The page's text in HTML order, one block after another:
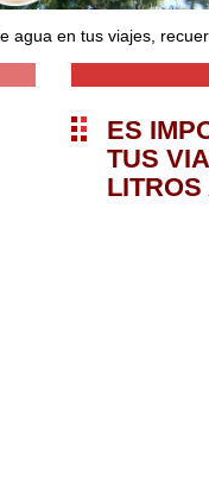
agua en tus viajes,
ES
TUS